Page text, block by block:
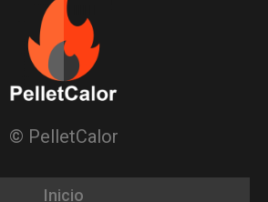
© PelletCalor
Inicio